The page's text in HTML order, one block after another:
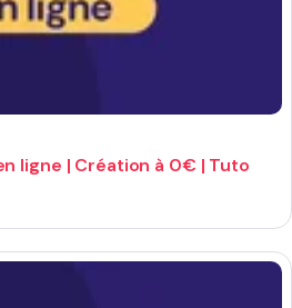
ligne | Création à 0€ | Tuto